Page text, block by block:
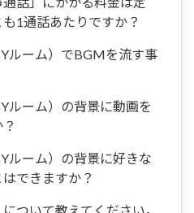
1通話あたりですか？
ルーム）でBGMを流す事
ルーム）の背景に動画を
ルーム）の背景に好きな
できますか？